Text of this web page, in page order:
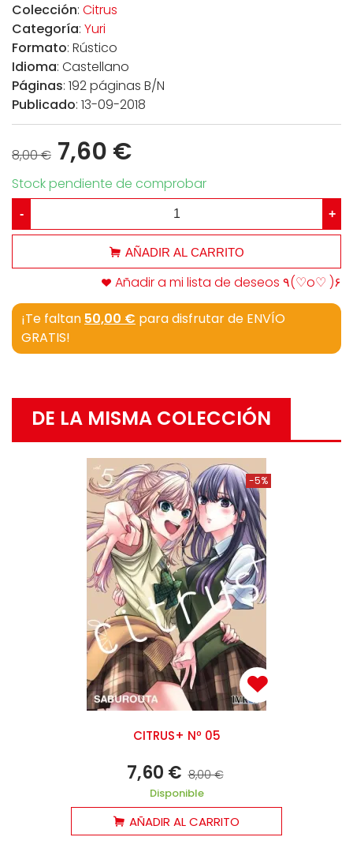
Colección: Citrus
Categoría: Yuri
Formato: Rústico
Idioma: Castellano
Páginas: 192 páginas B/N
Publicado: 13-09-2018
8,00 € 7,60 €
Stock pendiente de comprobar
- +
AÑADIR AL CARRITO
Añadir a mi lista de deseos ٩(♡o♡ )۶
¡Te faltan 50,00 € para disfrutar de ENVÍO
GRATIS!
DE LA MISMA COLECCIÓN
-5%
CITRUS+ Nº 05
7,60 € 8,00 €
Disponible
AÑADIR AL CARRITO